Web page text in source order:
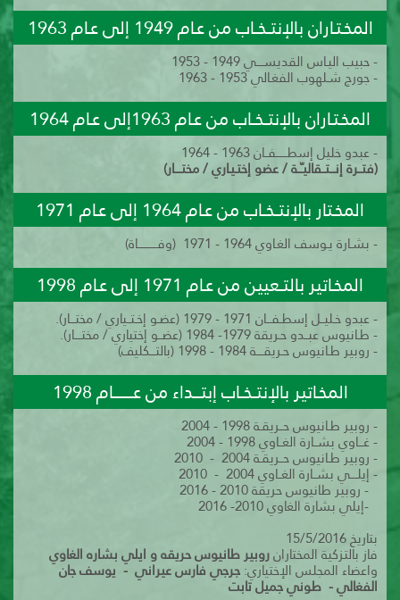
المخـتـاران بالإنتــخــاب من عـام 1949 إلى عـام 1963
- حبيب اليـاس القديســــي 1949 - 1953
- جورج شـلهوب الفغـالي 1953 - 1963
المخـتـاران بالإنتــخــاب من عـام1963إلى عـام 1964
- عبدو خليل إسطــــــفــان 1963 - 1964
(فتــرة إنـــتــقاليـّــة / عضو إختـيـاري / مختــــار)
المخـتار بالإنتــخــاب من عـام 1964 إلى عـام 1971
-بشـارة يـوسف الغـاوي1964 - 1971 (وفـــــــــــاة)
المخـاتير بالتــعيين من عـام 1971 إلى عـام 1998
- عبدو خـليــل إسطـفـــان 1971 - 1979 (عضـو إخـتــياري / مختـــار).
- طـانيوس عبــدو حـريقة 1979- 1984 (عضــو إختياري / مختــــار).
- روبير طـانيوس حـريقــــة 1984 - 1998 (بالتـــكليف)
المخـاتير بالإنتــخــاب إبتــــداء من عـــــــــــام 1998
- روبير طـانيوس حــريقـة 1998 - 2004
- غـــاوي بشــارة الغــاوي 1998 - 2004
- روبير طـانيوس حــريقـة 2004 - 2010
- إيلــــي بشــارة الغــاوي 2004 - 2010
- روبير طانيوس حريقة 2010 - 2016
-إيلي بشارة الغاوي 2010- 2016
بتاريخ 15/5/2016
فاز بالتزكية المختارانروبير طانيوس حريقه و ايلي بشاره الغاوي
واعضاء المجلس الإختياري:جرجي فارس عيراني - يوسف جان
الفغالي - طوني جميل تابت